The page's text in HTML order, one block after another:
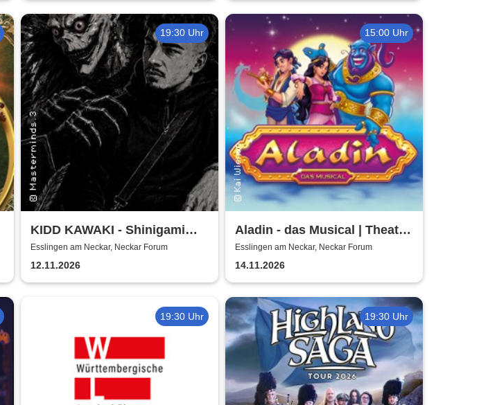
19:30 Uhr
KIDD KAWAKI - Shinigami
Tour
Esslingen am Neckar, Neckar Forum
12.11.2026
15:00 Uhr
Aladin - das Musical | Theater
Liberi
Esslingen am Neckar, Neckar Forum
14.11.2026
19:30 Uhr 19:30 Uhr